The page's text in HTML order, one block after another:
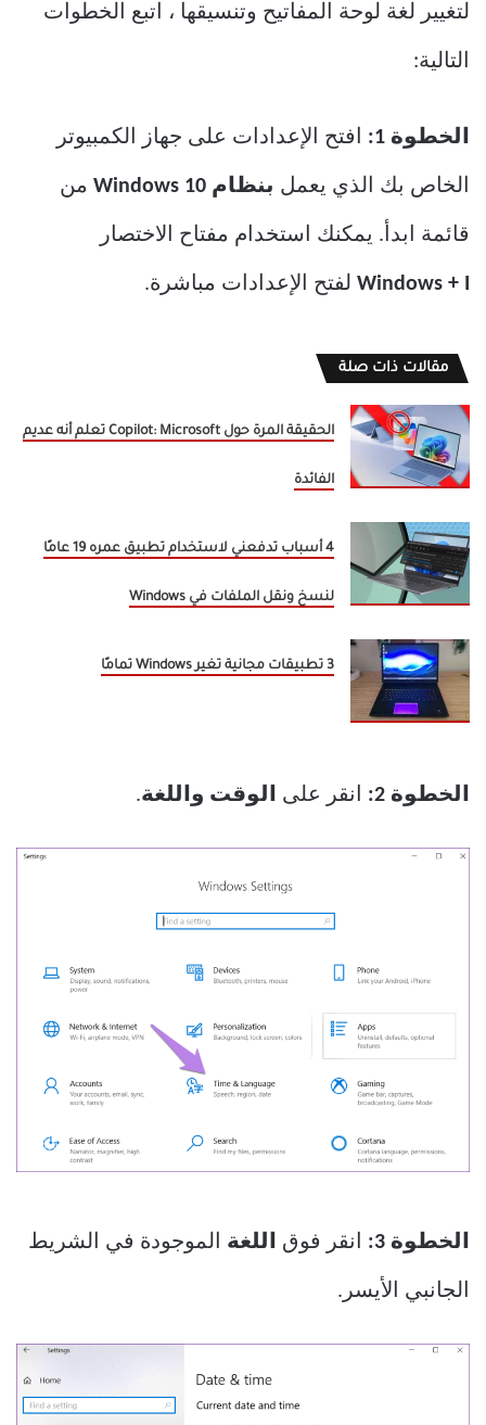
لتغيير لغة لوحة المفاتيح وتنسيقها ، اتبع الخطوات
التالية:
الخطوة 1: افتح الإعدادات على جهاز الكمبيوتر
الخاص بك الذي يعمل بنظام Windows 10 من
قائمة ابدأ. يمكنك استخدام مفتاح الاختصار
Windows + I لفتح الإعدادات مباشرة.
مقالات ذات صلة
الحقيقة المرة حول Copilot: Microsoft تعلم أنه عديم
الفائدة
4 أسباب تدفعني لاستخدام تطبيق عمره 19 عامًا
لنسخ ونقل الملفات في Windows
3 تطبيقات مجانية تغير Windows تمامًا
الخطوة 2: انقر على الوقت واللغة.
الخطوة 3: انقر فوق اللغة الموجودة في الشريط
الجانبي الأيسر.